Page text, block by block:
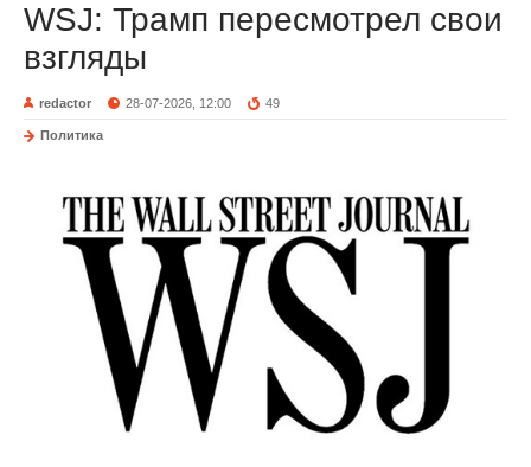
WSJ: Трамп пересмотрел свои
взгляды
redactor 28-07-2026, 12:00 49
Политика